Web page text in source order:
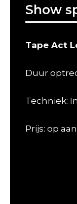
Show
Tape Act
Duur
Techniek:
Prijs: op